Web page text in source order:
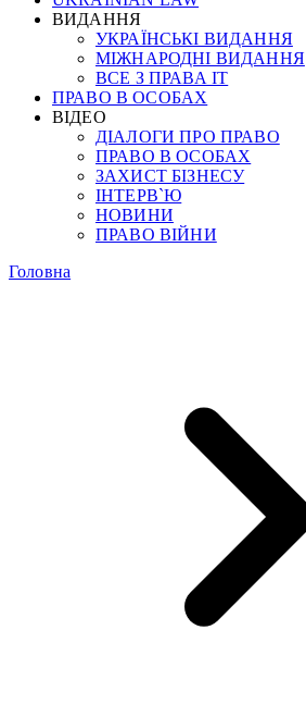
ВИДАННЯ
УКРАЇНСЬКІ ВИДАННЯ
МІЖНАРОДНІ ВИДАННЯ
ВСЕ З ПРАВА ІТ
ПРАВО В ОСОБАХ
ВІДЕО
ДІАЛОГИ ПРО ПРАВО
ПРАВО В ОСОБАХ
ЗАХИСТ БІЗНЕСУ
ІНТЕРВ`Ю
НОВИНИ
ПРАВО ВІЙНИ
Головна